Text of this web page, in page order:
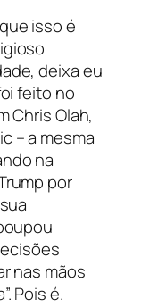
isso é
deixa eu
feito no
Chris Olah,
– a mesma
na
por
nas mãos
Pois é.